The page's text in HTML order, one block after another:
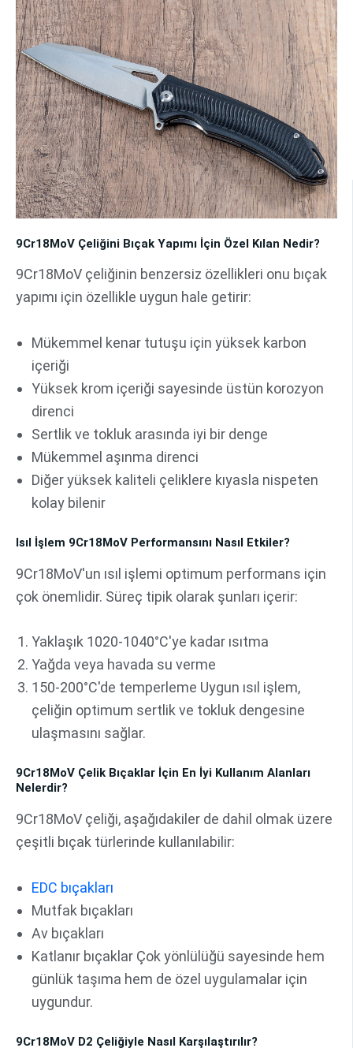
9Cr18MoV Çeliğini Bıçak Yapımı İçin Özel Kılan Nedir?
9Cr18MoV çeliğinin benzersiz özellikleri onu bıçak
yapımı için özellikle uygun hale getirir:
Mükemmel kenar tutuşu için yüksek karbon
içeriği
Yüksek krom içeriği sayesinde üstün korozyon
direnci
Sertlik ve tokluk arasında iyi bir denge
Mükemmel aşınma direnci
Diğer yüksek kaliteli çeliklere kıyasla nispeten
kolay bilenir
Isıl İşlem 9Cr18MoV Performansını Nasıl Etkiler?
9Cr18MoV'un ısıl işlemi optimum performans için
çok önemlidir. Süreç tipik olarak şunları içerir:
Yaklaşık 1020-1040°C'ye kadar ısıtma
Yağda veya havada su verme
150-200°C'de temperleme Uygun ısıl işlem,
çeliğin optimum sertlik ve tokluk dengesine
ulaşmasını sağlar.
9Cr18MoV Çelik Bıçaklar İçin En İyi Kullanım Alanları
Nelerdir?
9Cr18MoV çeliği, aşağıdakiler de dahil olmak üzere
çeşitli bıçak türlerinde kullanılabilir:
EDC bıçakları
Mutfak bıçakları
Av bıçakları
Katlanır bıçaklar Çok yönlülüğü sayesinde hem
günlük taşıma hem de özel uygulamalar için
uygundur.
9Cr18MoV D2 Çeliğiyle Nasıl Karşılaştırılır?